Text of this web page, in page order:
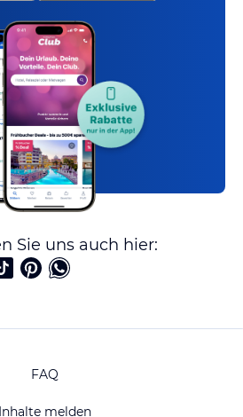
Sie uns auch hier:
FAQ
Inhalte melden